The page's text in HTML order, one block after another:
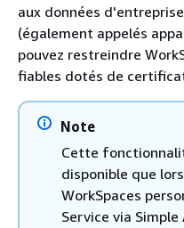
aux données
(également appelés
pouvez restreindre
fiables dotés de
Note
Cette
disponible que
WorkSpaces
Service via Simple